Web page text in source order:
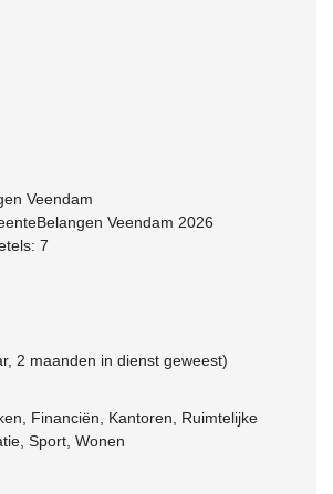
Veendam
Veendam 2026
7
2 maanden in dienst geweest)
Financiën, Kantoren, Ruimtelijke
Sport, Wonen